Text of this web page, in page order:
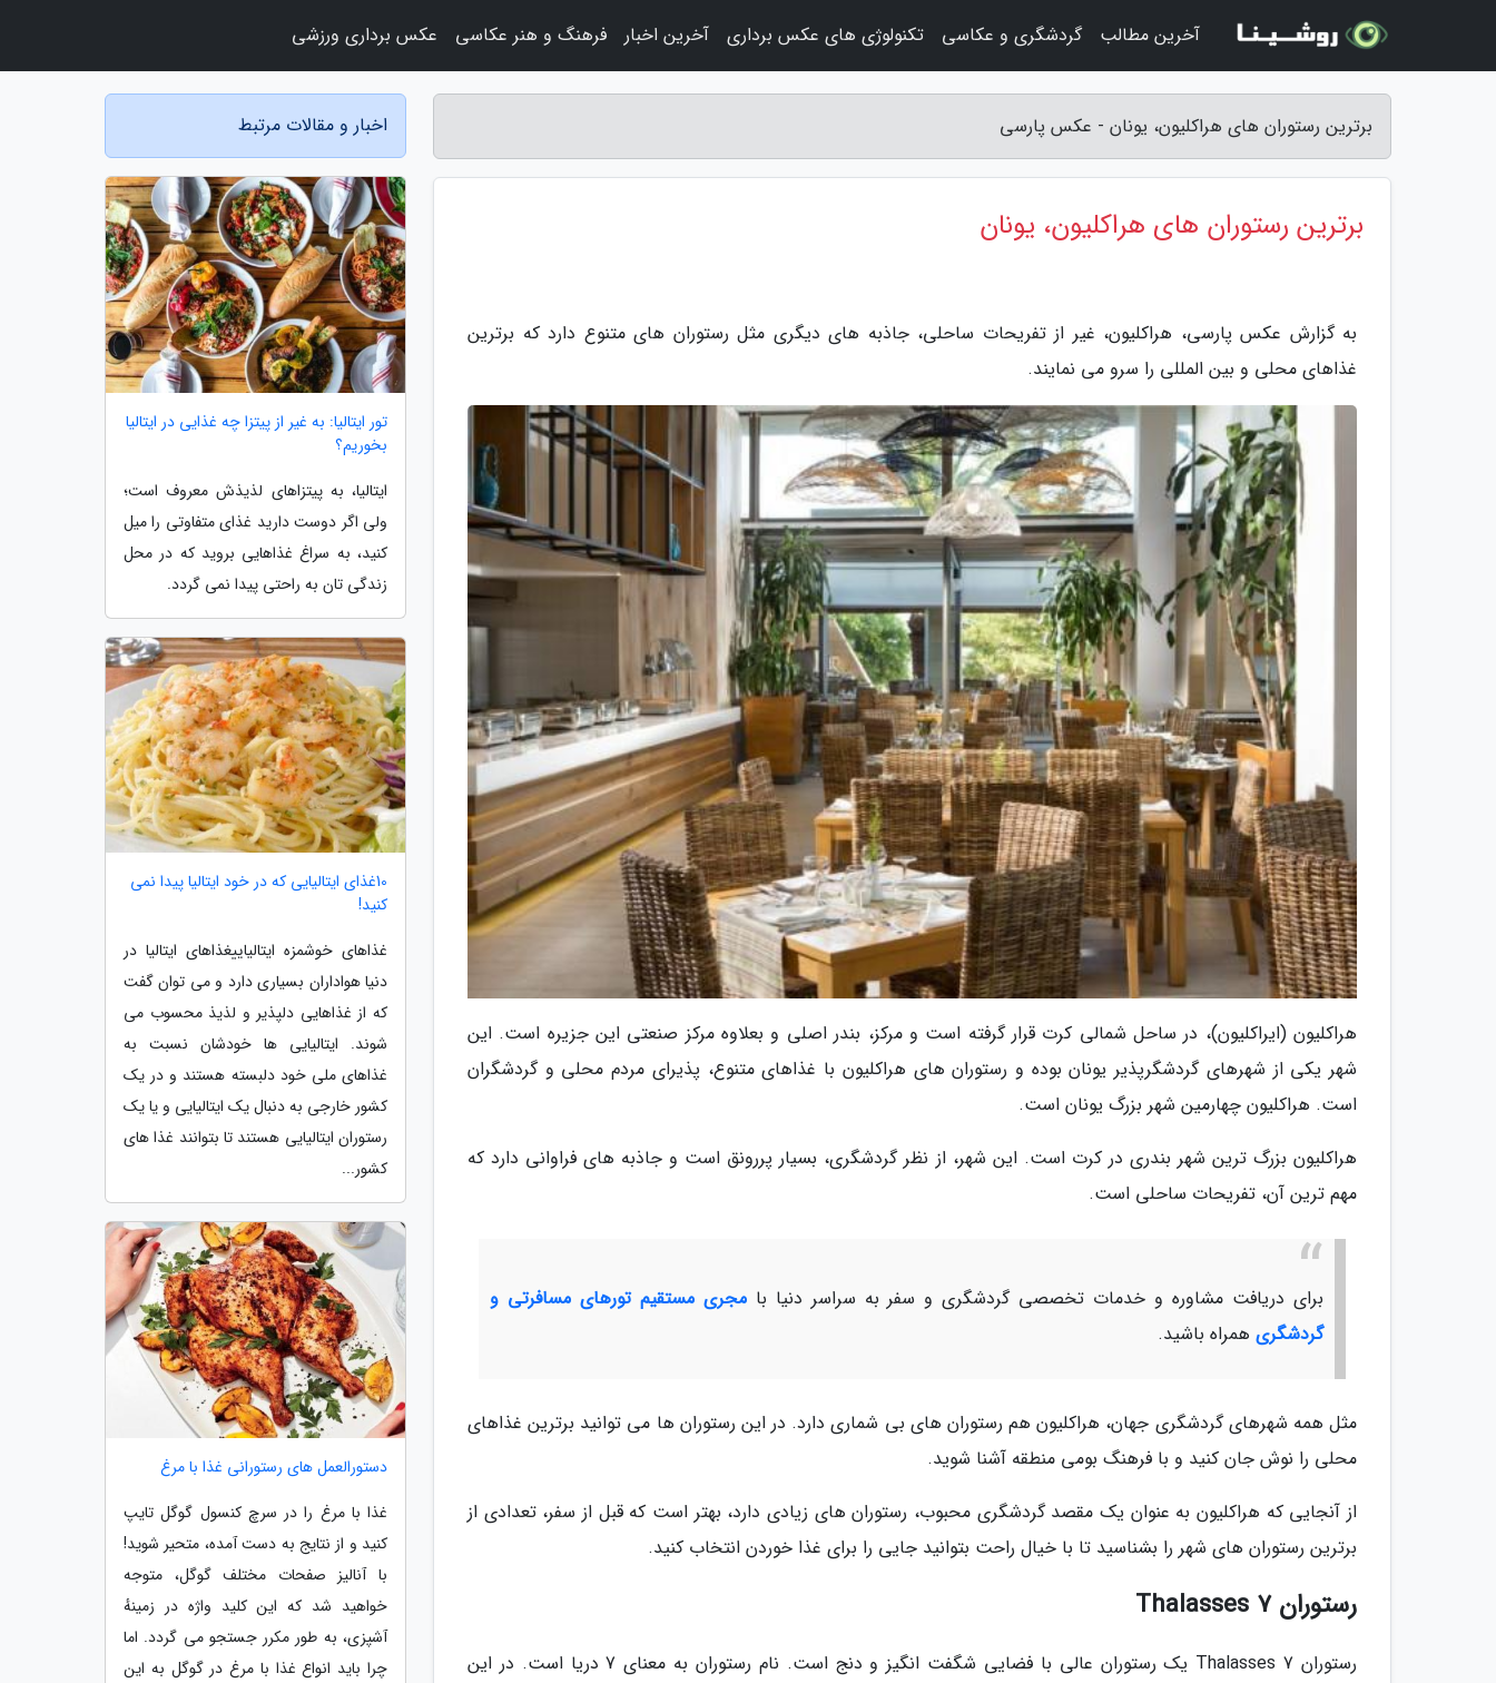
برترین رستوران های هراکلیون، یونان - عکس پارسی
برترین رستوران های هراکلیون، یونان
به گزارش عکس پارسی، هراکلیون، غیر از تفریحات ساحلی، جاذبه های دیگری مثل رستوران های متنوع دارد که برترین
غذاهای محلی و بین المللی را سرو می نمایند.
هراکلیون (ایراکلیون)، در ساحل شمالی کرت قرار گرفته است و مرکز، بندر اصلی و بعلاوه مرکز صنعتی این جزیره است. این
شهر یکی از شهرهای گردشگرپذیر یونان بوده و رستوران های هراکلیون با غذاهای متنوع، پذیرای مردم محلی و گردشگران
است. هراکلیون چهارمین شهر بزرگ یونان است.
هراکلیون بزرگ ترین شهر بندری در کرت است. این شهر، از نظر گردشگری، بسیار پررونق است و جاذبه های فراوانی دارد که
مهم ترین آن، تفریحات ساحلی است.
برای دریافت مشاوره و خدمات تخصصی گردشگری و سفر به سراسر دنیا بامجری مستقیم تورهای مسافرتی و
گردشگری همراه باشید.
مثل همه شهرهای گردشگری جهان، هراکلیون هم رستوران های بی شماری دارد. در این رستوران ها می توانید برترین غذاهای
محلی را نوش جان کنید و با فرهنگ بومی منطقه آشنا شوید.
از آنجایی که هراکلیون به عنوان یک مقصد گردشگری محبوب، رستوران های زیادی دارد، بهتر است که قبل از سفر، تعدادی از
برترین رستوران های شهر را بشناسید تا با خیال راحت بتوانید جایی را برای غذا خوردن انتخاب کنید.
رستوران 7 Thalasses
رستوران 7 Thalasses یک رستوران عالی با فضایی شگفت انگیز و دنج است. نام رستوران به معنای 7 دریا است. در این
اخبار و مقالات مرتبط
تور ایتالیا: به غیر از پیتزا چه غذایی در ایتالیا
بخوریم؟
ایتالیا، به پیتزاهای لذیذش معروف است؛
ولی اگر دوست دارید غذای متفاوتی را میل
کنید، به سراغ غذاهایی بروید که در محل
زندگی تان به راحتی پیدا نمی گردد.
10غذای ایتالیایی که در خود ایتالیا پیدا نمی
کنید!
غذاهای خوشمزه ایتالیاییغذاهای ایتالیا در
دنیا هواداران بسیاری دارد و می توان گفت
که از غذاهایی دلپذیر و لذیذ محسوب می
شوند. ایتالیایی ها خودشان نسبت به
غذاهای ملی خود دلبسته هستند و در یک
کشور خارجی به دنبال یک ایتالیایی و یا یک
رستوران ایتالیایی هستند تا بتوانند غذا های
کشور...
دستورالعمل های رستورانی غذا با مرغ
غذا با مرغ را در سرچ کنسول گوگل تایپ
کنید و از نتایج به دست آمده، متحیر شوید!
با آنالیز صفحات مختلف گوگل، متوجه
خواهید شد که این کلید واژه در زمینهٔ
آشپزی، به طور مکرر جستجو می گردد. اما
چرا باید انواع غذا با مرغ در گوگل به این
آخرین مطالب گردشگری و عکاسی تکنولوژی های عکس برداری آخرین اخبار فرهنگ و هنر عکاسی عکس برداری ورزشی